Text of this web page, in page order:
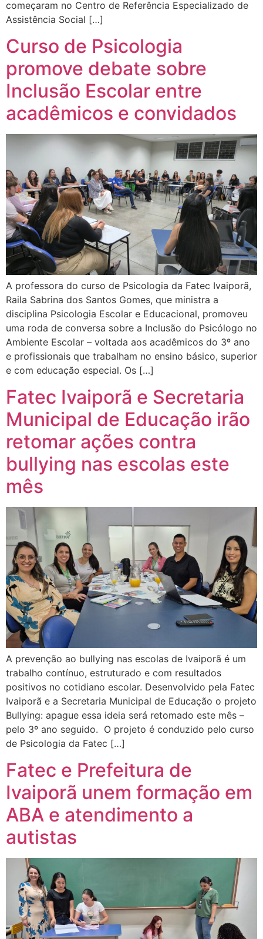
começaram no Centro de Referência Especializado de
Assistência Social […]
Curso de Psicologia
promove debate sobre
Inclusão Escolar entre
acadêmicos e convidados
A professora do curso de Psicologia da Fatec Ivaiporã,
Raila Sabrina dos Santos Gomes, que ministra a
disciplina Psicologia Escolar e Educacional, promoveu
uma roda de conversa sobre a Inclusão do Psicólogo no
Ambiente Escolar – voltada aos acadêmicos do 3º ano
e profissionais que trabalham no ensino básico, superior
e com educação especial. Os […]
Fatec Ivaiporã e Secretaria
Municipal de Educação irão
retomar ações contra
bullying nas escolas este
mês
A prevenção ao bullying nas escolas de Ivaiporã é um
trabalho contínuo, estruturado e com resultados
positivos no cotidiano escolar. Desenvolvido pela Fatec
Ivaiporã e a Secretaria Municipal de Educação o projeto
Bullying: apague essa ideia será retomado este mês –
pelo 3º ano seguido. O projeto é conduzido pelo curso
de Psicologia da Fatec […]
Fatec e Prefeitura de
Ivaiporã unem formação em
ABA e atendimento a
autistas